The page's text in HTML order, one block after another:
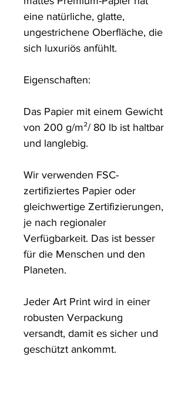
eine natürliche, glatte,
ungestrichene Oberfläche, die
sich luxuriös anfühlt.
Eigenschaften:
Das Papier mit einem Gewicht
von 200 g/m²/ 80 lb ist haltbar
und langlebig.
Wir verwenden FSC-
zertifiziertes Papier oder
gleichwertige Zertifizierungen,
je nach regionaler
Verfügbarkeit. Das ist besser
für die Menschen und den
Planeten.
Jeder Art Print wird in einer
robusten Verpackung
versandt, damit es sicher und
geschützt ankommt.